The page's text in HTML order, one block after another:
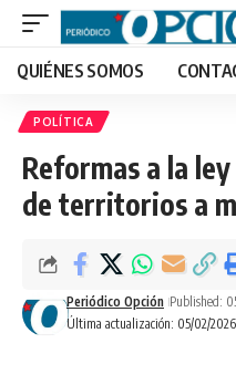
QUIÉNES SOMOS
POLÍTICA
Reformas a la
de territorios a
Última actualización: 05/02/2026
Periódico Opción Published: